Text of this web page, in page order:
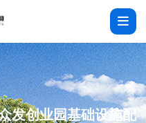
发创业园基础设施配